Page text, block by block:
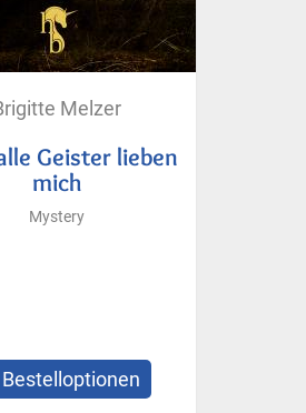
Melzer
Geister lieben
mich
Mystery
Bestelloptionen